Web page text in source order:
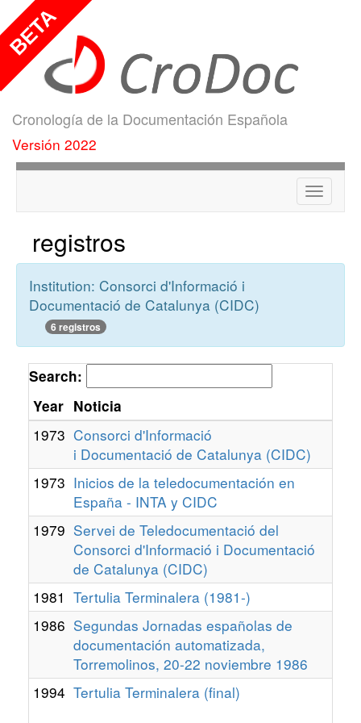
Cronología de la Documentación Española
Versión 2022
Menú
registros
Institution: Consorci d'Informació i
Documentació de Catalunya (CIDC)
6 registros
Search:
Year Noticia
1973 Consorci d'Informació
i Documentació de Catalunya (CIDC)
1973 Inicios de la teledocumentación en
España - INTA y CIDC
1979 Servei de Teledocumentació del
Consorci d'Informació i Documentació
de Catalunya (CIDC)
1981 Tertulia Terminalera (1981-)
1986 Segundas Jornadas españolas de
documentación automatizada,
Torremolinos, 20-22 noviembre 1986
1994 Tertulia Terminalera (final)